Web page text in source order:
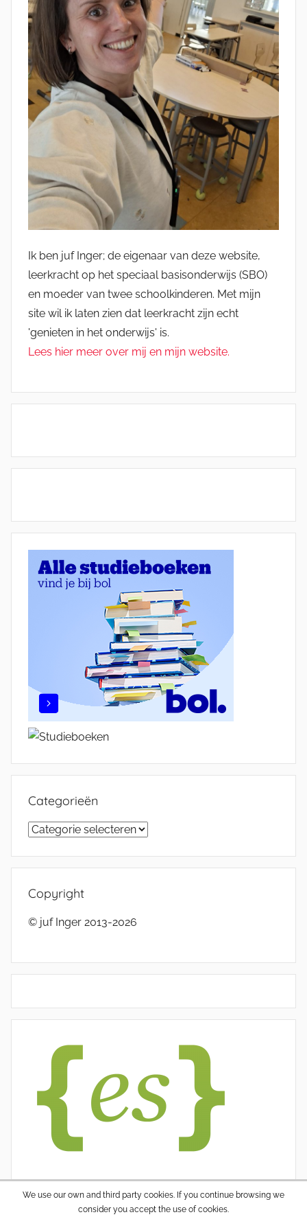
Ik ben juf Inger; de eigenaar van deze website,
leerkracht op het speciaal basisonderwijs (SBO)
en moeder van twee schoolkinderen. Met mijn
site wil ik laten zien dat leerkracht zijn echt
'genieten in het onderwijs' is.
Lees hier meer over mij en mijn website.
Categorieën
Categorieën
Copyright
© juf Inger 2013-2026
We use our own and third party cookies. If you continue browsing we
consider you accept the use of cookies.